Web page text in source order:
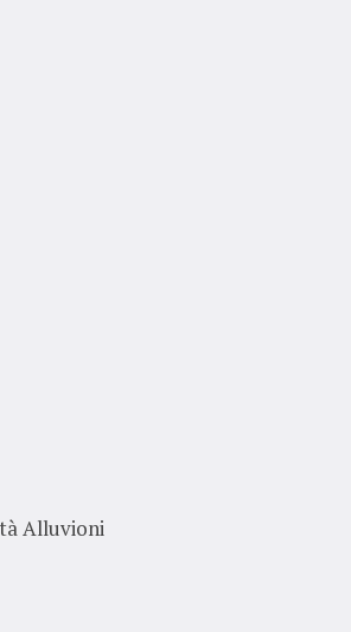
Alluvioni